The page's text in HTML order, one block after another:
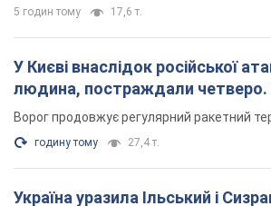
5 годин тому 17,6 т.
У Києві внаслідок російської
людина, постраждали
Ворог продовжує регулярний ракетний
годину тому 27,4 т.
Україна уразила Ільський і